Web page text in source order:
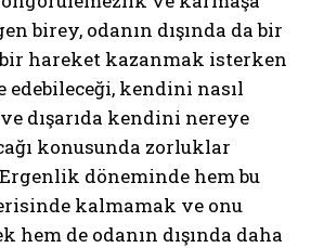
birey, odanın dışında da bir
hareket kazanmak isterken
edebileceği, kendini nasıl
dışarıda kendini nereye
konusunda zorluklar
döneminde hem bu
kalmamak ve onu
hem de odanın dışında daha